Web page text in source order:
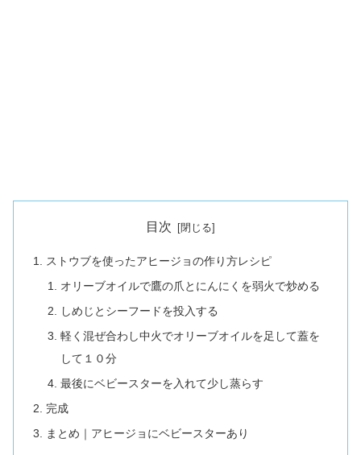
目次
ストウブを使ったアヒージョの作り方レシピ
オリーブオイルで鷹の爪とにんにくを弱火で炒める
しめじとシーフードを投入する
軽く混ぜ合わし中火でオリーブオイルを足して蓋を
して１０分
最後にベビースターを入れて少し蒸らす
完成
まとめ｜アヒージョにベビースターあり